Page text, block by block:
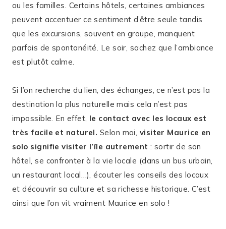
ou les familles. Certains hôtels, certaines ambiances
peuvent accentuer ce sentiment d’être seule tandis
que les excursions, souvent en groupe, manquent
parfois de spontanéité. Le soir, sachez que l’ambiance
est plutôt calme.
Si l’on recherche du lien, des échanges, ce n’est pas la
destination la plus naturelle mais cela n’est pas
impossible. En effet, le contact avec les locaux est
très facile et naturel. Selon moi, visiter Maurice en
solo signifie visiter l’île autrement : sortir de son
hôtel, se confronter à la vie locale (dans un bus urbain,
un restaurant local…), écouter les conseils des locaux
et découvrir sa culture et sa richesse historique. C’est
ainsi que l’on vit vraiment Maurice en solo !